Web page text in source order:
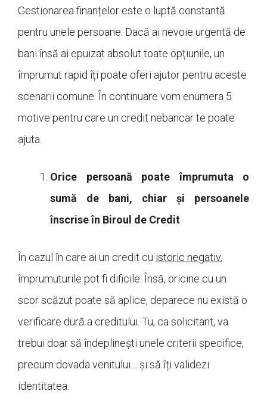
Gestionarea finanțelor este o luptă constantă
pentru unele persoane. Dacă ai nevoie urgentă de
bani însă ai epuizat absolut toate opțiunile, un
împrumut rapid îți poate oferi ajutor pentru aceste
scenarii comune. În continuare vom enumera 5
motive pentru care un credit nebancar te poate
ajuta.
Orice persoană poate împrumuta o
sumă de bani, chiar și persoanele
înscrise în Biroul de Credit
În cazul în care ai un credit cu istoric negativ,
împrumuturile pot fi dificile. Însă, oricine cu un
scor scăzut poate să aplice, deparece nu există o
verificare dură a creditului. Tu, ca solicitant, va
trebui doar să îndeplinești unele criterii specifice,
precum dovada venitului… și să îți validezi
identitatea.